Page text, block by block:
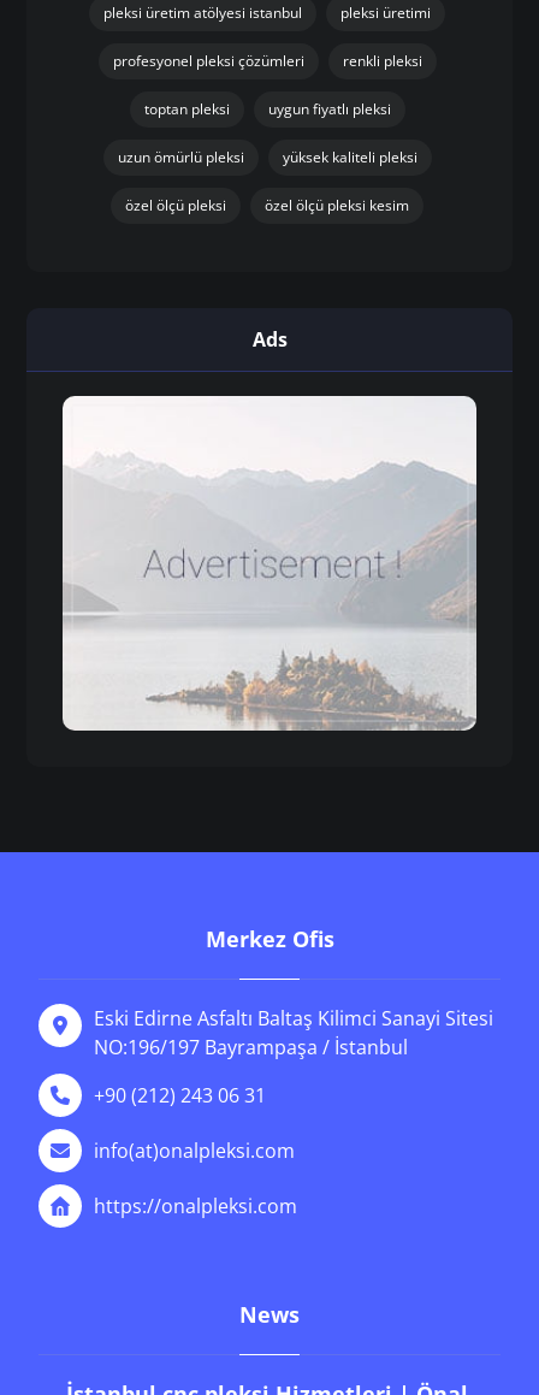
pleksi üretim atölyesi istanbul pleksi üretimi
profesyonel pleksi çözümleri renkli pleksi
toptan pleksi uygun fiyatlı pleksi
uzun ömürlü pleksi yüksek kaliteli pleksi
özel ölçü pleksi özel ölçü pleksi kesim
Ads
Merkez Ofis
Eski Edirne Asfaltı Baltaş Kilimci Sanayi Sitesi
NO:196/197 Bayrampaşa / İstanbul
+90 (212) 243 06 31
info(at)onalpleksi.com
https://onalpleksi.com
News